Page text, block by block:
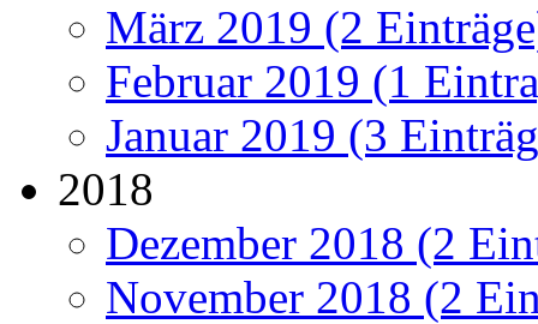
März 2019 (2
Februar 2019 (1
Januar 2019 (3
2018
Dezember 2018 (2
November 2018 (2